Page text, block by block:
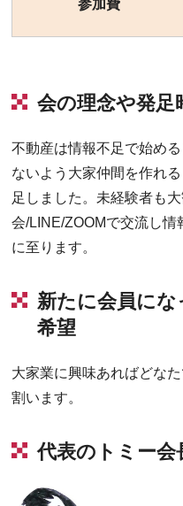
参加費
会の理念や発足
不動産は情報不足で始め
ないよう大家仲間を作れ
足しました。未経験者も
会/LINE/ZOOMで交流し
に至ります。
新たに会員に
希望
大家業に興味あればどな
割います。
代表のトミー会